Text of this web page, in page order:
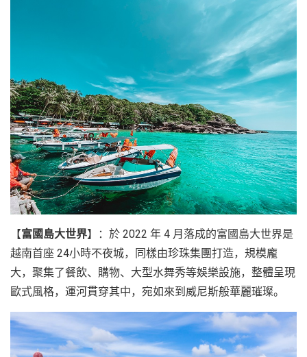
【富國島大世界】：於 2022 年 4 月落成的富國島大世界是
越南首座 24小時不夜城，同樣由珍珠集團打造，規模龐
大，聚集了餐飲、購物、大型水舞秀等娛樂設施，整體呈現
歐式風格，運河貫穿其中，宛如來到威尼斯般華麗璀璨。